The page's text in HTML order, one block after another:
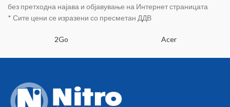
без претходна најава и објавување на Интернет страницата
* Сите цени се изразени со пресметан ДДВ
2Go Acer